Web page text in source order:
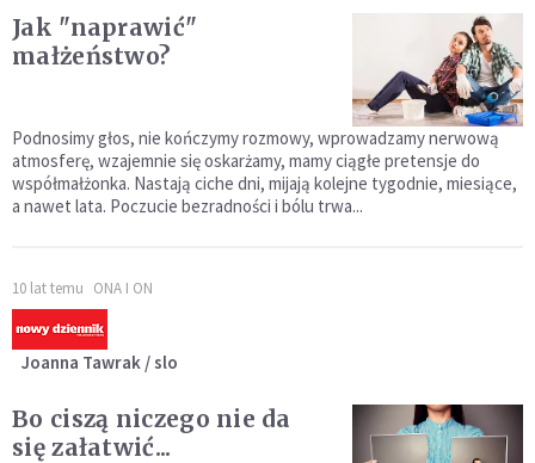
Jak "naprawić"
małżeństwo?
Podnosimy głos, nie kończymy rozmowy, wprowadzamy nerwową
atmosferę, wzajemnie się oskarżamy, mamy ciągłe pretensje do
współmałżonka. Nastają ciche dni, mijają kolejne tygodnie, miesiące,
a nawet lata. Poczucie bezradności i bólu trwa...
10 lat temu ONA I ON
Joanna Tawrak / slo
Bo ciszą niczego nie da
się załatwić...